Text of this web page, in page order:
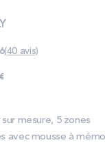
(40 avis)
mesure, 5 zones
avec mousse à